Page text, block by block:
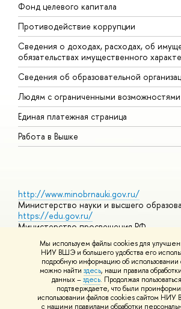
Мы используем файлы cookies для
НИУ ВШЭ и большего удобства его
подробную информацию об использовании
можно найти здесь, наши правила
данных –здесь. Продолжая
подтверждаете, что были
использовании файлов cookies сайтом
с нашими правилами обработки
Фонд целевого капитала
Противодействие коррупции
Сведения о доходах, расходах, об
обязательствах имущественного
Сведения об образовательной
Людям с ограниченными возможностями
Единая платежная страница
Работа в Вышке
http://www.minobrnauki.gov.ru/
Министерство науки и высшего
https://edu.gov.ru/
Министерство просвещения РФ
https://elearning.hse.ru/mooc
Массовые открытые онлайн-курсы
© НИУ ВШЭ 1993–2026 Адреса и контакты
использования материалов Политика